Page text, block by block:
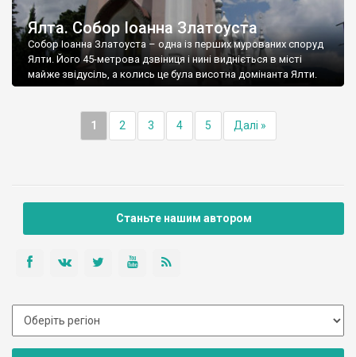
Ялта. Собор Іоанна Златоуста
Собор Іоанна Златоуста – одна із перших мурованих споруд
Ялти. Його 45-метрова дзвіниця і нині видніється в місті
майже звідусіль, а колись це була висотна домінанта Ялти.
1 2 3 4 5 Далі »
Станьте нашим автором